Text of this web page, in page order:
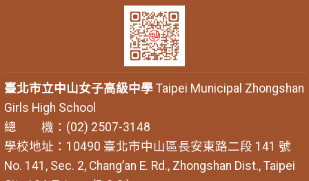
臺北市立中山女子高級中學Taipei Municipal Zhongshan
Girls High School
總 機：(02) 2507-3148
學校地址：10490 臺北市中山區長安東路二段 141 號
No. 141, Sec. 2, Chang’an E. Rd., Zhongshan Dist., Taipei